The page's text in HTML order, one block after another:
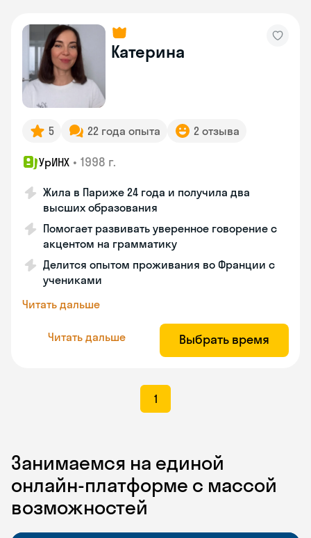
Катерина
5 22 года опыта 2 отзыва
УрИНХ • 1998 г.
Жила в Париже 24 года и получила два
высших образования
Помогает развивать уверенное говорение с
акцентом на грамматику
Делится опытом проживания во Франции с
учениками
Читать дальше
Читать дальше Выбрать время
1
Занимаемся на единой
онлайн-платформе с массой
возможностей